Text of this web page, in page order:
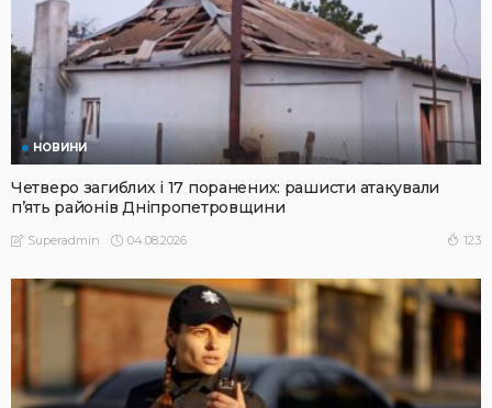
НОВИНИ
Четверо загиблих і 17 поранених: рашисти атакували
п’ять районів Дніпропетровщини
Superadmin 04.08.2026 123